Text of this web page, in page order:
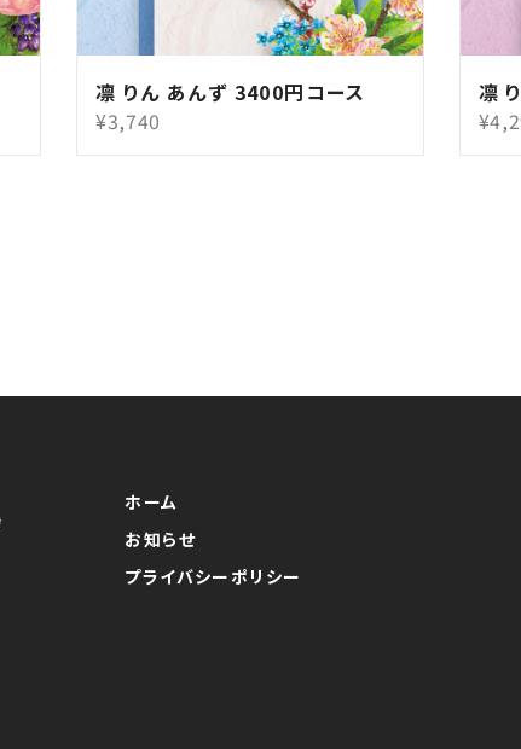
凛 りん あんず 3400円コース
¥3,740
凛
ホーム
お知らせ
プライバシーポリシー